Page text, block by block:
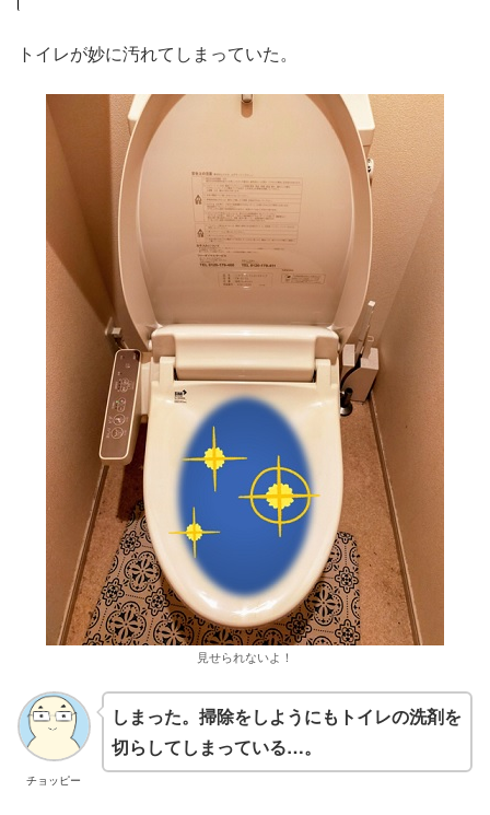
トイレが妙に汚れてしまっていた。
見せられないよ！
チョッピー
しまった。掃除をしようにもトイレの洗剤を
切らしてしまっている…。